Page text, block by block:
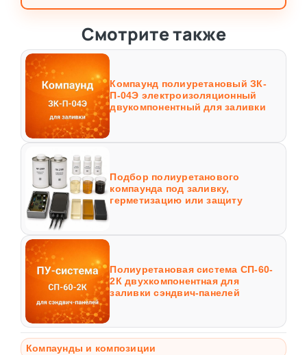
Смотрите также
Компаунд полиуретановый ЗК-
П-04Э электроизоляционный
двукомпонентный для заливки
Подбор полиуретанового
компаунда под заливку,
герметизацию или защиту
Полиуретановая система СП-60-
2К двухкомпонентная для
заливки сэндвич-панелей
Компаунды и композиции